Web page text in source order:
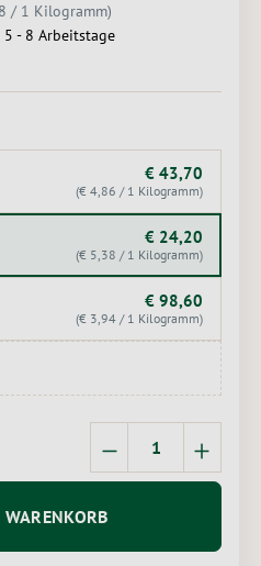
/ 1 Kilogramm)
- 8 Arbeitstage
€ 43,70
(€ 4,86 / 1 Kilogramm)
€ 24,20
(€ 5,38 / 1 Kilogramm)
€ 98,60
(€ 3,94 / 1 Kilogramm)
Produkt